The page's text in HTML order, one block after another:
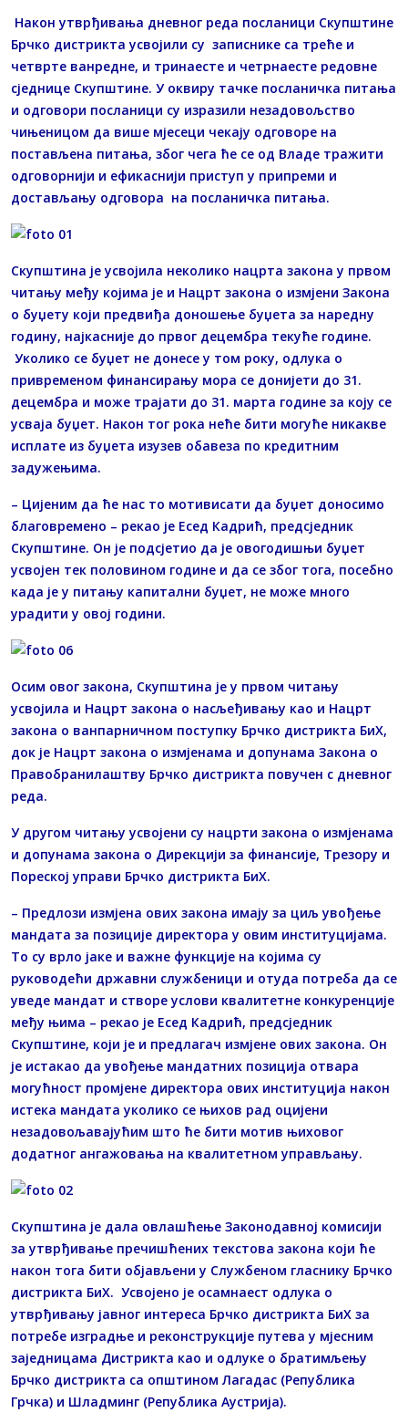
Након утврђивања дневног реда посланици Скупштине
Брчко дистрикта усвојили су записнике са треће и
четврте ванредне, и тринаесте и четрнаесте редовне
сједнице Скупштине. У оквиру тачке посланичка питања
и одговори посланици су изразили незадовољство
чињеницом да више мјесеци чекају одговоре на
постављена питања, због чега ће се од Владе тражити
одговорнији и ефикаснији приступ у припреми и
достављању одговора на посланичка питања.
Скупштина је усвојила неколико нацрта закона у првом
читању међу којима је и Нацрт закона о измјени Закона
о буџету који предвиђа доношење буџета за наредну
годину, најкасније до првог децембра текуће године.
Уколико се буџет не донесе у том року, одлука о
привременом финансирању мора се донијети до 31.
децембра и може трајати до 31. марта године за коју се
усваја буџет. Након тог рока неће бити могуће никакве
исплате из буџета изузев обавеза по кредитним
задужењима.
– Цијеним да ће нас то мотивисати да буџет доносимо
благовремено – рекао је Есед Кадрић, предсједник
Скупштине. Он је подсјетио да је овогодишњи буџет
усвојен тек половином године и да се због тога, посебно
када је у питању капитални буџет, не може много
урадити у овој години.
Осим овог закона, Скупштина је у првом читању
усвојила и Нацрт закона о насљеђивању као и Нацрт
закона о ванпарничном поступку Брчко дистрикта БиХ,
док је Нацрт закона о измјенама и допунама Закона о
Правобранилаштву Брчко дистрикта повучен с дневног
реда.
У другом читању усвојени су нацрти закона о измјенама
и допунама закона о Дирекцији за финансије, Трезору и
Пореској управи Брчко дистрикта БиХ.
– Предлози измјена ових закона имају за циљ увођење
мандата за позиције директора у овим институцијама.
То су врло јаке и важне функције на којима су
руководећи државни службеници и отуда потреба да се
уведе мандат и створе услови квалитетне конкуренције
међу њима – рекао је Есед Кадрић, предсједник
Скупштине, који је и предлагач измјене ових закона. Он
је истакао да увођење мандатних позиција отвара
могућност промјене директора ових институција након
истека мандата уколико се њихов рад оцијени
незадовољавајућим што ће бити мотив њиховог
додатног ангажовања на квалитетном управљању.
Скупштина је дала овлашћење Законодавној комисији
за утврђивање пречишћених текстова закона који ће
након тога бити објављени у Службеном гласнику Брчко
дистрикта БиХ. Усвојено је осамнаест одлука о
утврђивању јавног интереса Брчко дистрикта БиХ за
потребе изградње и реконструкције путева у мјесним
заједницама Дистрикта као и одлуке о братимљењу
Брчко дистрикта са општином Лагадас (Република
Грчка) и Шладминг (Република Аустрија).